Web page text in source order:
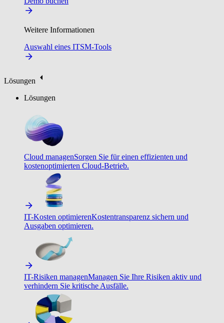
Weitere Informationen
Auswahl eines ITSM-Tools
Lösungen
Lösungen
Cloud managenSorgen Sie für einen effizienten und
kostenoptimierten Cloud-Betrieb.
IT-Kosten optimierenKostentransparenz sichern und
Ausgaben optimieren.
IT-Risiken managenManagen Sie Ihre Risiken aktiv und
verhindern Sie kritische Ausfälle.